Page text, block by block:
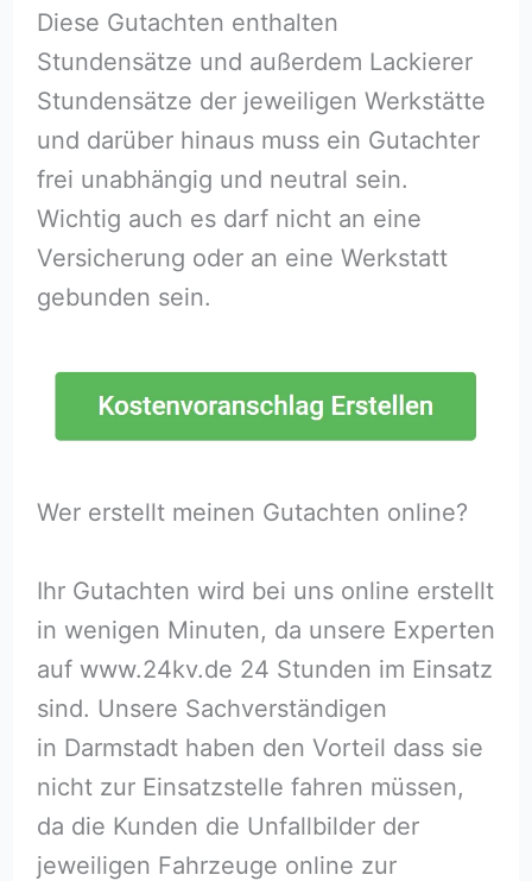
Diese Gutachten enthalten
Stundensätze und außerdem Lackierer
Stundensätze der jeweiligen Werkstätte
und darüber hinaus muss ein Gutachter
frei unabhängig und neutral sein.
Wichtig auch es darf nicht an eine
Versicherung oder an eine Werkstatt
gebunden sein.
Wer erstellt meinen Gutachten online?
Ihr Gutachten wird bei uns online erstellt
in wenigen Minuten, da unsere Experten
auf www.24kv.de 24 Stunden im Einsatz
sind. Unsere Sachverständigen
in Darmstadt haben den Vorteil dass sie
nicht zur Einsatzstelle fahren müssen,
da die Kunden die Unfallbilder der
jeweiligen Fahrzeuge online zur